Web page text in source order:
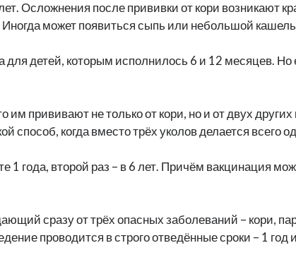
Осложнения после прививки от кори возникают
может появиться сыпь или небольшой
для детей, которым исполнилось 6 и 12 месяцев.
им прививают не только от кори, но и от двух
способ, когда вместо трёх уколов делается всего
1 года, второй раз – в 6 лет. Причём вакцинация
сразу от трёх опасных заболеваний – кори,
проводится в строго отведённые сроки – 1 год